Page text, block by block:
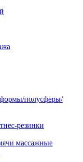
полусферы/
резинки
массажные